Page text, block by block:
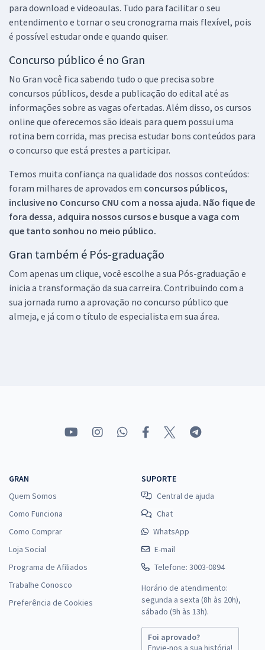
para download e videoaulas. Tudo para facilitar o seu
entendimento e tornar o seu cronograma mais flexível, pois
é possível estudar onde e quando quiser.
Concurso público é no Gran
No Gran você fica sabendo tudo o que precisa sobre
concursos públicos, desde a publicação do edital até as
informações sobre as vagas ofertadas. Além disso, os cursos
online que oferecemos são ideais para quem possui uma
rotina bem corrida, mas precisa estudar bons conteúdos para
o concurso que está prestes a participar.
Temos muita confiança na qualidade dos nossos conteúdos:
foram milhares de aprovados em concursos públicos,
inclusive no Concurso CNU com a nossa ajuda. Não fique de
fora dessa, adquira nossos cursos e busque a vaga com
que tanto sonhou no meio público.
Gran também é Pós-graduação
Com apenas um clique, você escolhe a sua Pós-graduação e
inicia a transformação da sua carreira. Contribuindo com a
sua jornada rumo a aprovação no concurso público que
almeja, e já com o título de especialista em sua área.
GRAN
Quem Somos
Como Funciona
Como Comprar
Loja Social
Programa de Afiliados
Trabalhe Conosco
Preferência de Cookies
SUPORTE
Central de ajuda
Chat
WhatsApp
E-mail
Telefone: 3003-0894
Horário de atendimento:
segunda a sexta (8h às 20h),
sábado (9h às 13h).
Foi aprovado?
Envie-nos a sua história!